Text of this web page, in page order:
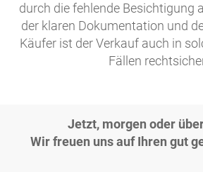
durch die fehlende Besichtigung
der klaren Dokumentation und
Käufer ist der Verkauf auch in
Fällen
Jetzt, morgen oder
Wir freuen uns auf Ihren gut